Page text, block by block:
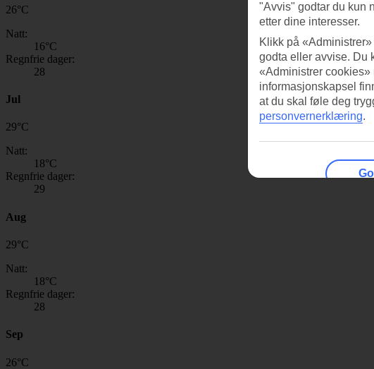
26°C
Natt:
16°C
Regnfrie dager:
28
Jul
29°C
Natt:
18°C
Regnfrie dager:
29
Aug
29°C
Natt:
18°C
Regnfrie dager:
28
Sep
26°C
"Avvis" godtar du kun
etter dine interesser.
Klikk på
godta eller avvise. Du
«Administrer
informasjonskapsel
at du skal føle deg
personvernerklæring.